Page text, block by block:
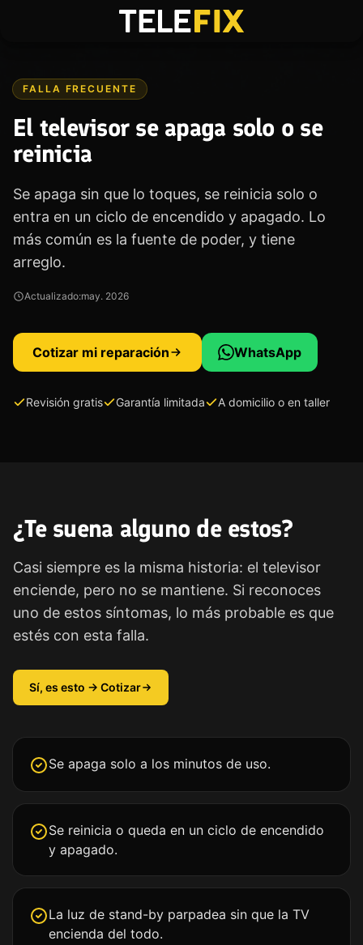
Telefix
FALLA FRECUENTE
El televisor se apaga solo o se
reinicia
Se apaga sin que lo toques, se reinicia solo o
entra en un ciclo de encendido y apagado. Lo
más común es la fuente de poder, y tiene
arreglo.
Actualizado:may. 2026
Cotizar mi reparación WhatsApp
Revisión gratis Garantía limitada A domicilio o en taller
¿Te suena alguno de estos?
Casi siempre es la misma historia: el televisor
enciende, pero no se mantiene. Si reconoces
uno de estos síntomas, lo más probable es que
estés con esta falla.
Sí, es esto → Cotizar
Se apaga solo a los minutos de uso.
Se reinicia o queda en un ciclo de encendido
y apagado.
La luz de stand-by parpadea sin que la TV
encienda del todo.